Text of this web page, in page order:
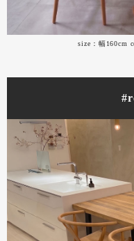
size：幅160cm